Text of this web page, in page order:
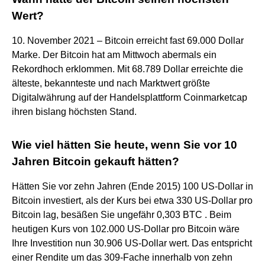
Wert?
10. November 2021 – Bitcoin erreicht fast 69.000 Dollar
Marke. Der Bitcoin hat am Mittwoch abermals ein
Rekordhoch erklommen. Mit 68.789 Dollar erreichte die
älteste, bekannteste und nach Marktwert größte
Digitalwährung auf der Handelsplattform Coinmarketcap
ihren bislang höchsten Stand.
Wie viel hätten Sie heute, wenn Sie vor 10
Jahren Bitcoin gekauft hätten?
Hätten Sie vor zehn Jahren (Ende 2015) 100 US-Dollar in
Bitcoin investiert, als der Kurs bei etwa 330 US-Dollar pro
Bitcoin lag, besäßen Sie ungefähr 0,303 BTC . Beim
heutigen Kurs von 102.000 US-Dollar pro Bitcoin wäre
Ihre Investition nun 30.906 US-Dollar wert. Das entspricht
einer Rendite um das 309-Fache innerhalb von zehn